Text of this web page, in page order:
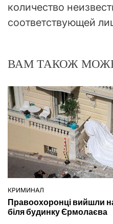
количество
соответствующей
ВАМ ТАКОЖ
ОПУБЛІКУВАТИ
КРИМИНАЛ
Правоохоронці вийшли
біля будинку Єрмолаєва